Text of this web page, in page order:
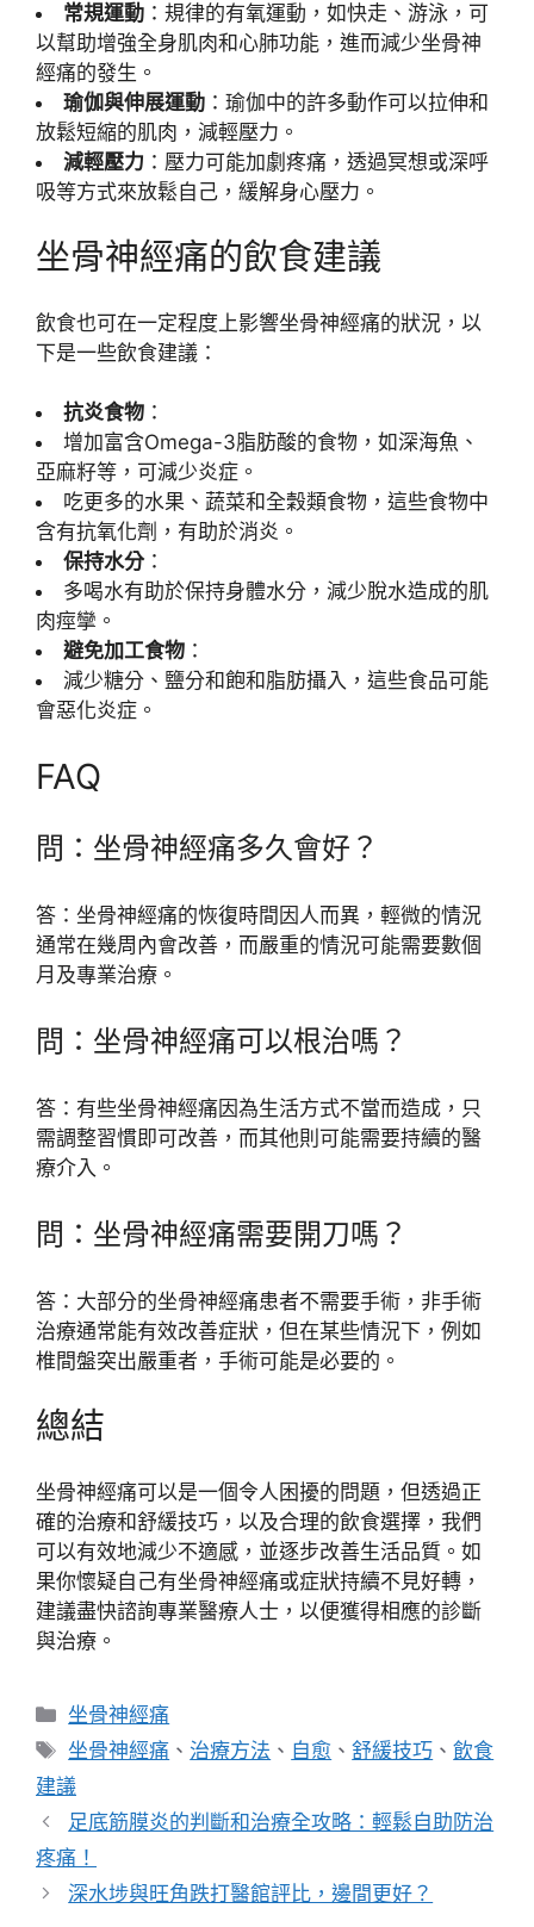
常規運動 ：規律的有氧運動，如快走、游泳，可
以幫助增強全身肌肉和心肺功能，進而減少坐骨神
經痛的發生。
瑜伽與伸展運動 ：瑜伽中的許多動作可以拉伸和
放鬆短縮的肌肉，減輕壓力。
減輕壓力 ：壓力可能加劇疼痛，透過冥想或深呼
吸等方式來放鬆自己，緩解身心壓力。
坐骨神經痛的飲食建議
飲食也可在一定程度上影響坐骨神經痛的狀況，以
下是一些飲食建議：
抗炎食物 ：
增加富含Omega-3脂肪酸的食物，如深海魚、
亞麻籽等，可減少炎症。
吃更多的水果、蔬菜和全穀類食物，這些食物中
含有抗氧化劑，有助於消炎。
保持水分：
多喝水有助於保持身體水分，減少脫水造成的肌
肉痙攣。
避免加工食物 ：
減少糖分、鹽分和飽和脂肪攝入，這些食品可能
會惡化炎症。
FAQ
問：坐骨神經痛多久會好？
答：坐骨神經痛的恢復時間因人而異，輕微的情況
通常在幾周內會改善，而嚴重的情況可能需要數個
月及專業治療。
問：坐骨神經痛可以根治嗎？
答：有些坐骨神經痛因為生活方式不當而造成，只
需調整習慣即可改善，而其他則可能需要持續的醫
療介入。
問：坐骨神經痛需要開刀嗎？
答：大部分的坐骨神經痛患者不需要手術，非手術
治療通常能有效改善症狀，但在某些情況下，例如
椎間盤突出嚴重者，手術可能是必要的。
總結
坐骨神經痛可以是一個令人困擾的問題，但透過正
確的治療和舒緩技巧，以及合理的飲食選擇，我們
可以有效地減少不適感，並逐步改善生活品質。如
果你懷疑自己有坐骨神經痛或症狀持續不見好轉，
建議盡快諮詢專業醫療人士，以便獲得相應的診斷
與治療。
分
類
坐骨神經痛
標
籤
坐骨神經痛 、 治療方法 、 自愈 、舒緩技巧 、飲食
建議
足底筋膜炎的判斷和治療全攻略：輕鬆自助防治
疼痛！
深水埗與旺角跌打醫館評比，邊間更好？